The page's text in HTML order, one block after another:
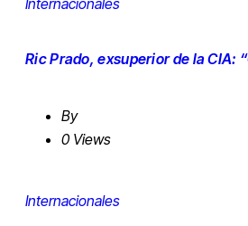
Internacionales
Ric Prado, exsuperior de la CIA:
By
0 Views
Internacionales